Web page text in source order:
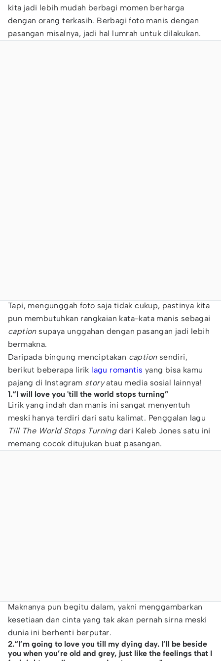
kita jadi lebih mudah berbagi momen berharga
dengan orang terkasih. Berbagi foto manis dengan
pasangan misalnya, jadi hal lumrah untuk dilakukan.
Tapi, mengunggah foto saja tidak cukup, pastinya kita
pun membutuhkan rangkaian kata-kata manis sebagai
captionsupaya unggahan dengan pasangan jadi lebih
bermakna.
Daripada bingung menciptakan captionsendiri,
berikut beberapa lirik lagu romantis yang bisa kamu
pajang di Instagram storyatau media sosial lainnya!
1.“I will love you 'till the world stops turning”
Lirik yang indah dan manis ini sangat menyentuh
meski hanya terdiri dari satu kalimat. Penggalan lagu
Till The World Stops Turningdari Kaleb Jones satu ini
memang cocok ditujukan buat pasangan.
Maknanya pun begitu dalam, yakni menggambarkan
kesetiaan dan cinta yang tak akan pernah sirna meski
dunia ini berhenti berputar.
2.“I’m going to love you till my dying day. I’ll be beside
you when you’re old and grey, just like the feelings that I